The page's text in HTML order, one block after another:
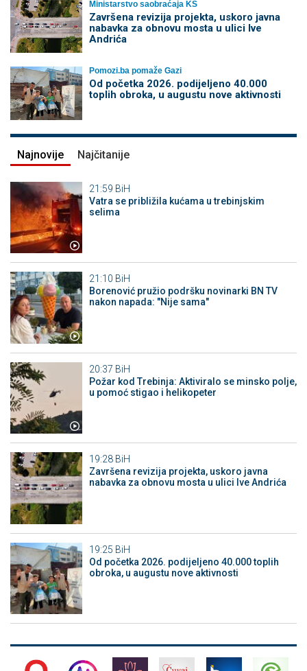
Ministarstvo saobraćaja KS
Završena revizija projekta, uskoro javna
nabavka za obnovu mosta u ulici Ive
Andrića
Pomozi.ba pomaže Gazi
Od početka 2026. podijeljeno 40.000
toplih obroka, u augustu nove aktivnosti
Najnovije Najčitanije
21:59 BiH
Vatra se približila kućama u trebinjskim
selima
21:10 BiH
Borenović pružio podršku novinarki BN TV
nakon napada: "Nije sama"
20:37 BiH
Požar kod Trebinja: Aktiviralo se minsko polje,
u pomoć stigao i helikopeter
19:28 BiH
Završena revizija projekta, uskoro javna
nabavka za obnovu mosta u ulici Ive Andrića
19:25 BiH
Od početka 2026. podijeljeno 40.000 toplih
obroka, u augustu nove aktivnosti